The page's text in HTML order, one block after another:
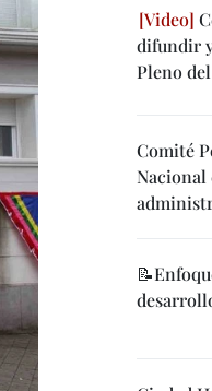
difundir
Pleno
Comité
Nacional